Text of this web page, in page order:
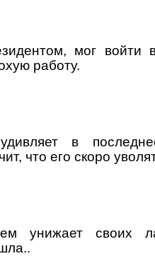
мог войти
работу.
в
что его скоро
унижает своих